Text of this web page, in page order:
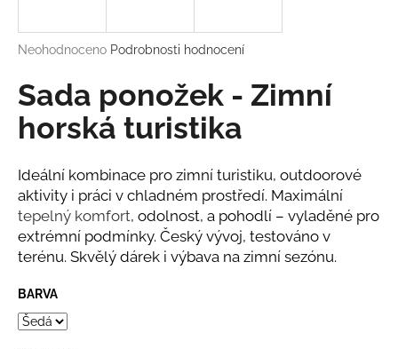
Průměrné
produktu
je
0,0
hvězdiček.
Neohodnoceno Podrobnosti hodnocení
Sada ponožek - Zimní
horská turistika
Ideální kombinace pro zimní turistiku, outdoorové
aktivity i práci v chladném prostředí. Maximální
tepelný komfort, odolnost, a pohodlí – vyladěné pro
extrémní podmínky. Český vývoj, testováno v
terénu. Skvělý dárek i výbava na zimní sezónu.
BARVA
j
t
?
D
o
p